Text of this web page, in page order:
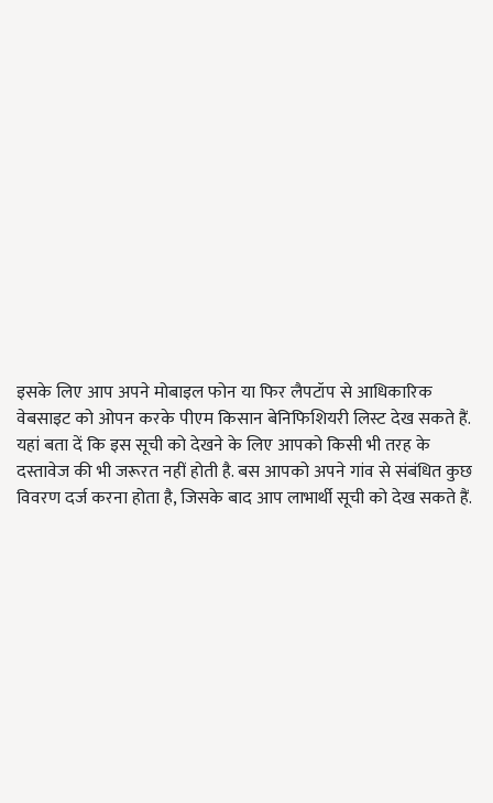
इसके लिए आप अपने मोबाइल फोन या फिर लैपटॉप से आधिकारिक
वेबसाइट को ओपन करके पीएम किसान बेनिफिशियरी लिस्ट देख सकते हैं.
यहां बता दें कि इस सूची को देखने के लिए आपको किसी भी तरह के
दस्तावेज की भी जरूरत नहीं होती है. बस आपको अपने गांव से संबंधित कुछ
विवरण दर्ज करना होता है, जिसके बाद आप लाभार्थी सूची को देख सकते हैं.